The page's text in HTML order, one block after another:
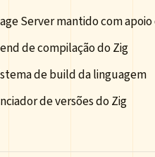
Server mantido com apoio
de compilação do Zig
de build da linguagem
de versões do Zig